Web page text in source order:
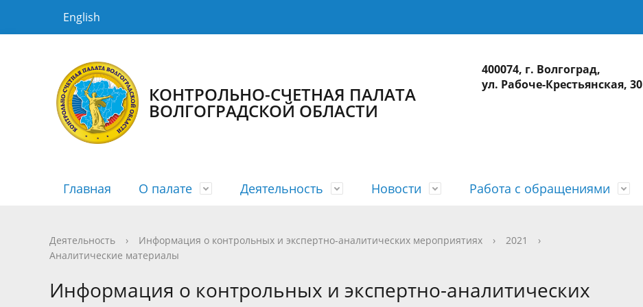
English
КОНТРОЛЬНО-СЧЕТНАЯ ПАЛАТА
ВОЛГОГРАДСКОЙ ОБЛАСТИ
400074, г. Волгоград,
ул. Рабоче-Крестьянская, 30
Главная О палате
История КСП Структура Коллегия
соглашениях
Деятельность
Планы Сводные планы Годовые отчеты
Новости
Новости Медиагалерея Видеогалерея
Работа с обращениями
Порядок рассмотрения График приема Интернет-приемная
Государственная гражданская служба Противодействие коррупции Сведения о доходах
Деятельность › Информация о контрольных и экспертно-аналитических мероприятиях › 2021
›
Аналитические материалы
Информация о контрольных и экспертно-аналитических